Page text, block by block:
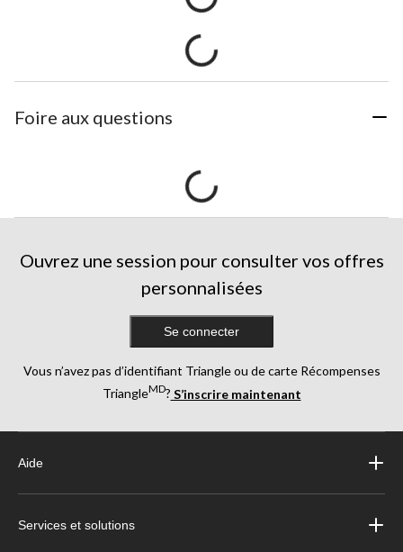
Foire aux questions
Ouvrez une session pour consulter vos offres
personnalisées
Se connecter
Vous n’avez pas d’identifiant Triangle ou de carte Récompenses
TriangleMD? S’inscrire maintenant
Aide
Services et solutions